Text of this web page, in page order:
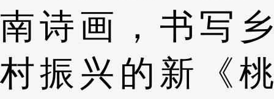
南诗画，书写乡
村振兴的新《桃